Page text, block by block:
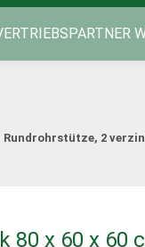
Rundrohrstütze, 2
80 x 60 x 60